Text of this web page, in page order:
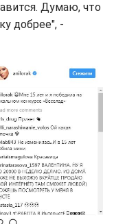
Думаю, что
добрее", -